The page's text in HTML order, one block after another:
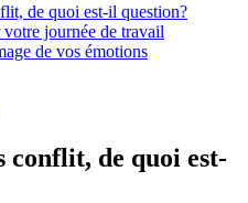
de quoi est-il question?
journée de travail
de vos émotions
conflit, de quoi est-